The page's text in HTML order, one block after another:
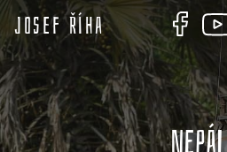
Josef Říha